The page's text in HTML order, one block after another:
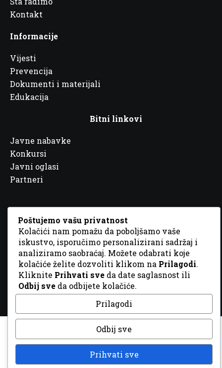
Kontakt
Informacije
Vijesti
Prevencija
Dokumenti i materijali
Edukacija
Bitni linkovi
Javne nabavke
Konkursi
Javni oglasi
Partneri
© 2026 Sva prava zadržana. DizajnGordonDM
Poštujemo vašu privatnost
Kolačići nam pomažu da poboljšamo vaše
iskustvo, isporučimo personalizirani sadržaj i
analiziramo saobraćaj. Možete odabrati koje
kolačiće želite dozvoliti klikom na Prilagodi.
Kliknite Prihvati sve da date saglasnost ili
Odbij sve da odbijete kolačiće.
Prilagodi
Odbij sve
Prihvati sve